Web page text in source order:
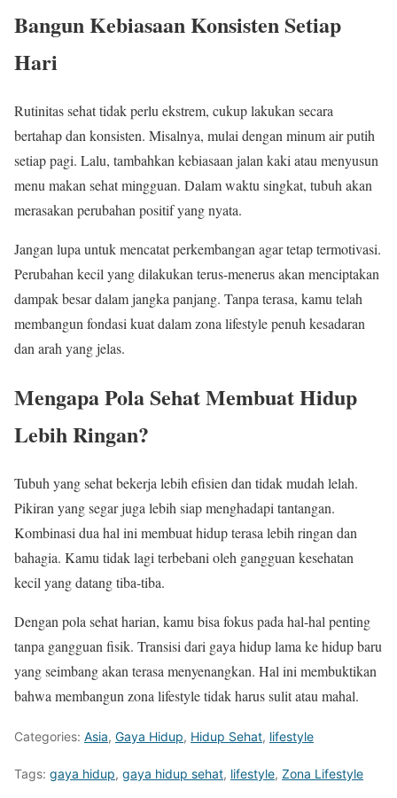
Bangun Kebiasaan Konsisten Setiap
Hari
Rutinitas sehat tidak perlu ekstrem, cukup lakukan secara
bertahap dan konsisten. Misalnya, mulai dengan minum air putih
setiap pagi. Lalu, tambahkan kebiasaan jalan kaki atau menyusun
menu makan sehat mingguan. Dalam waktu singkat, tubuh akan
merasakan perubahan positif yang nyata.
Jangan lupa untuk mencatat perkembangan agar tetap termotivasi.
Perubahan kecil yang dilakukan terus-menerus akan menciptakan
dampak besar dalam jangka panjang. Tanpa terasa, kamu telah
membangun fondasi kuat dalam zona lifestyle penuh kesadaran
dan arah yang jelas.
Mengapa Pola Sehat Membuat Hidup
Lebih Ringan?
Tubuh yang sehat bekerja lebih efisien dan tidak mudah lelah.
Pikiran yang segar juga lebih siap menghadapi tantangan.
Kombinasi dua hal ini membuat hidup terasa lebih ringan dan
bahagia. Kamu tidak lagi terbebani oleh gangguan kesehatan
kecil yang datang tiba-tiba.
Dengan pola sehat harian, kamu bisa fokus pada hal-hal penting
tanpa gangguan fisik. Transisi dari gaya hidup lama ke hidup baru
yang seimbang akan terasa menyenangkan. Hal ini membuktikan
bahwa membangun zona lifestyle tidak harus sulit atau mahal.
Categories: Asia, Gaya Hidup, Hidup Sehat, lifestyle
Tags: gaya hidup, gaya hidup sehat, lifestyle, Zona Lifestyle